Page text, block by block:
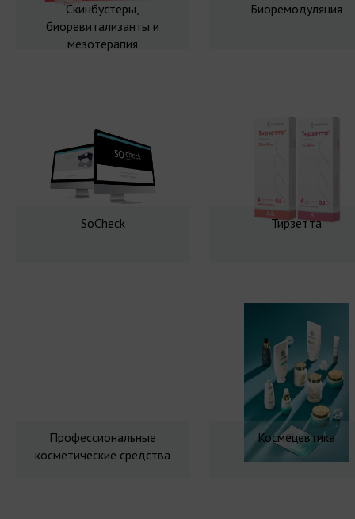
Скинбустеры,
биоревитализанты и
мезотерапия
Биоремодуляция
SoCheck Тирзетта
Профессиональные
косметические средства
Космецевтика